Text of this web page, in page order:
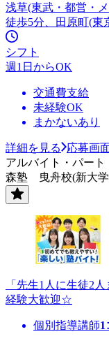
浅草(東武・都営・
徒歩5分、田原町(東
シフト
週1日からOK
交通費支給
未経験OK
まかないあり
詳細を見る
応募画
アルバイト・パート
森塾 曳舟校(新大学
「先生1人に生徒2
経験大歓迎☆
個別指導講師1